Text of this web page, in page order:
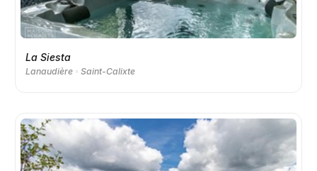
La Siesta
Lanaudière Saint-Calixte